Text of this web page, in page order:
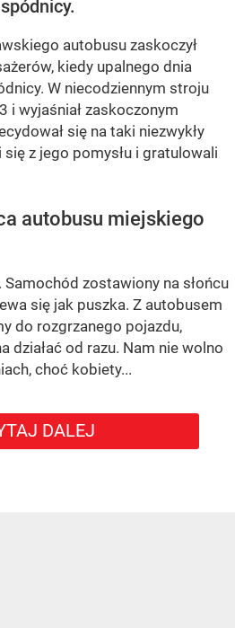
autobusu zaskoczył
kiedy upalnego dnia
W niecodziennym stroju
i wyjaśniał zaskoczonym
się na taki niezwykły
z jego pomysłu i gratulowali
autobusu miejskiego
zostawiony na słońcu
się jak puszka. Z autobusem
do rozgrzanego pojazdu,
działać od razu. Nam nie wolno
choć kobiety...
DALEJ